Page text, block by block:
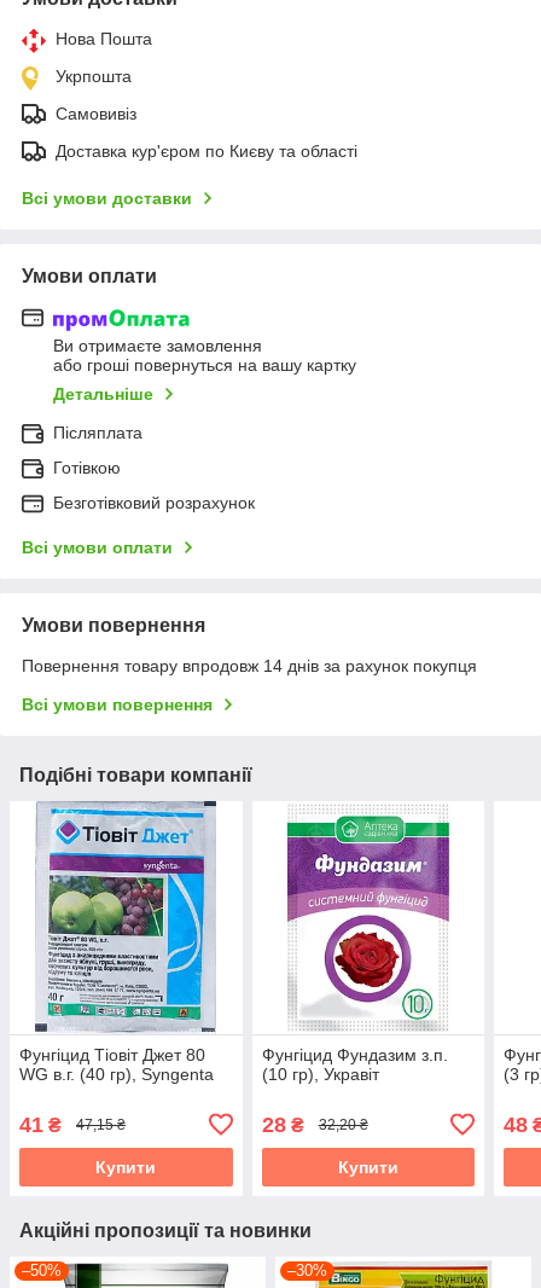
Нова Пошта
Укрпошта
Самовивіз
Доставка кур'єром по Києву та області
Всі умови доставки
Умови оплати
Ви отримаєте замовлення
або гроші повернуться на вашу картку
Детальніше
Післяплата
Готівкою
Безготівковий розрахунок
Всі умови оплати
Умови повернення
Повернення товару впродовж 14 днів за рахунок покупця
Всі умови повернення
Подібні товари компанії
Фунгіцид Тіовіт Джет 80
WG в.г. (40 гр), Syngenta
41 ₴ 47,15 ₴
Купити
Фунгіцид Фундазим з.п.
(10 гр), Укравіт
28₴ 32,20 ₴
Купити
(3
48
Акційні пропозиції та новинки
–50% –30%